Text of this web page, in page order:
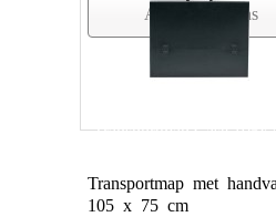
Artikelgegevens
Transportmap Case
Transportmap met
105 x 75 cm